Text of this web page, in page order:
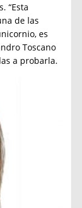
“Esta
de las
es
Toscano
a probarla.